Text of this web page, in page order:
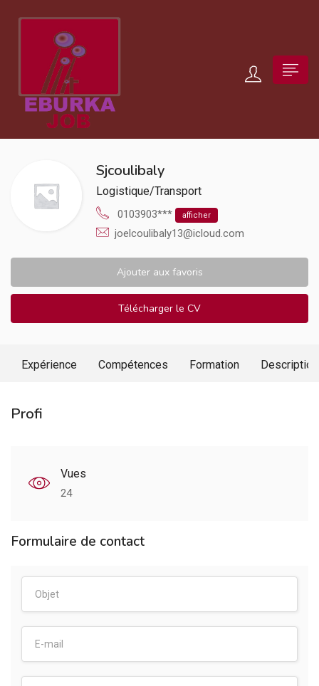
Sjcoulibaly
Logistique/Transport
0103903*** afficher
joelcoulibaly13@icloud.com
Ajouter aux favoris
Télécharger le CV
Expérience Compétences Formation Description
Profi
Vues
24
Formulaire de contact